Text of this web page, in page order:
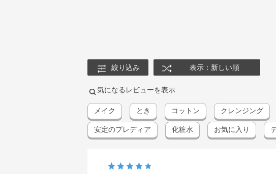
絞り込み 表示：新しい順
気になるレビューを表示
メイク とき コットン クレンジング
安定のプレディア 化粧水 お気に入り